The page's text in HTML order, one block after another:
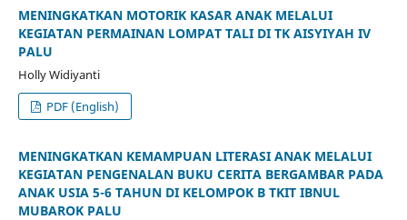
MENINGKATKAN MOTORIK KASAR ANAK MELALUI
KEGIATAN PERMAINAN LOMPAT TALI DI TK AISYIYAH IV
PALU
Holly Widiyanti
PDF (English)
MENINGKATKAN KEMAMPUAN LITERASI ANAK MELALUI
KEGIATAN PENGENALAN BUKU CERITA BERGAMBAR PADA
ANAK USIA 5-6 TAHUN DI KELOMPOK B TKIT IBNUL
MUBAROK PALU